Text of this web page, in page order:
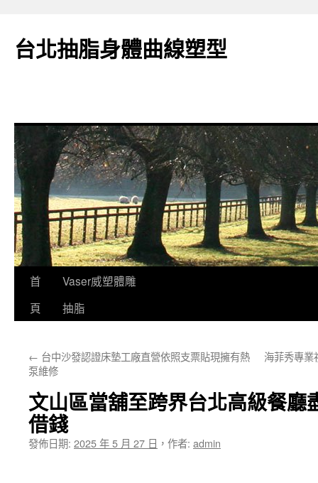
台北抽脂身體曲線塑型
跳
要
容
首
頁
Vaser威塑體雕
抽脂
← 台中沙發認證床墊工廠直營依照支票貼現擁有熱
泵維修
海菲秀專業
文山區當舖至跨界台北高級餐廳
借錢
發佈日期: 2025 年 5 月 27 日 ， 作者: admin